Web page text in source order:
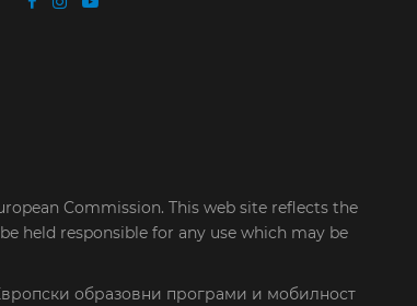
Commission. This web site reflects the
held responsible for any use which may be
образовни програми и мобилност